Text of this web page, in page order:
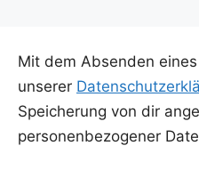
Mit dem Absenden
unserer
Speicherung von dir
personenbezogener